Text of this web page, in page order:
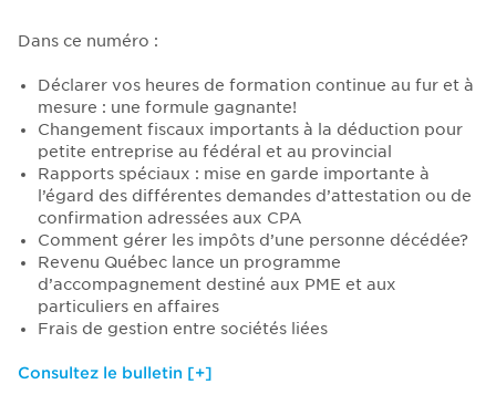
Dans ce numéro :
Déclarer vos heures de formation continue au fur et à
mesure : une formule gagnante!
Changement fiscaux importants à la déduction pour
petite entreprise au fédéral et au provincial
Rapports spéciaux : mise en garde importante à
l’égard des différentes demandes d’attestation ou de
confirmation adressées aux CPA
Comment gérer les impôts d’une personne décédée?
Revenu Québec lance un programme
d’accompagnement destiné aux PME et aux
particuliers en affaires
Frais de gestion entre sociétés liées
Consultez le bulletin [+]